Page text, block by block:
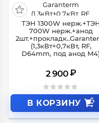
ТЭН 1300W
700W нерж.+анод
(1,3кВт+0,7кВт, RF,
D64mm, под анод
2 900 ₽
В КОРЗИНУ